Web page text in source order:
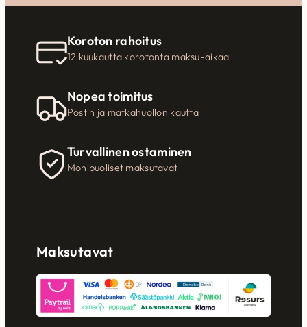
Koroton rahoitus
12 kuukautta korotonta maksu-aikaa
Nopea toimitus
Postin ja matkahuollon kautta
Turvallinen ostaminen
Monipuoliset maksutavat
Maksutavat